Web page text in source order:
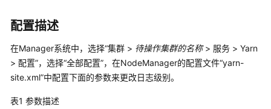
产
介
绍
费
配置描述
在Manager系统中，选择“集群 > 待操作集群的名称> 服务 > Yarn
> 配置”，选择“全部配置”，在NodeManager的配置文件“yarn-
site.xml”中配置下面的参数来更改日志级别。
表1 参数描述